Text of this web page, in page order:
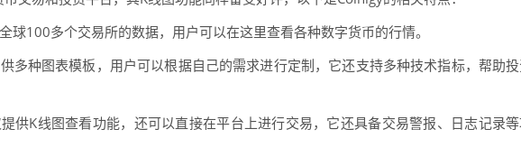
球100多个交易所的数据，用户可以在这里查看各种数字货币的行情。
多种图表模板，用户可以根据自己的需求进行定制，它还支持多种技术指标，帮助
供K线图查看功能，还可以直接在平台上进行交易，它还具备交易警报、日志记录